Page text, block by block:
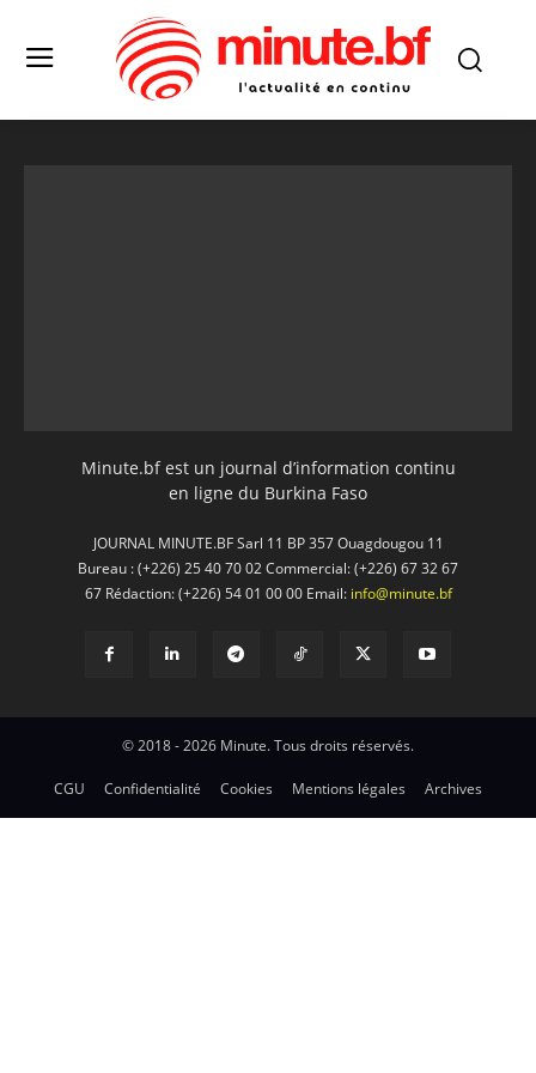
Minute.bf est un journal d’information continu
en ligne du Burkina Faso
JOURNAL MINUTE.BF Sarl 11 BP 357 Ouagdougou 11
Bureau : (+226) 25 40 70 02 Commercial: (+226) 67 32 67
67 Rédaction: (+226) 54 01 00 00 Email: info@minute.bf
© 2018 - 2026 Minute. Tous droits réservés.
CGU Confidentialité Cookies Mentions légales Archives